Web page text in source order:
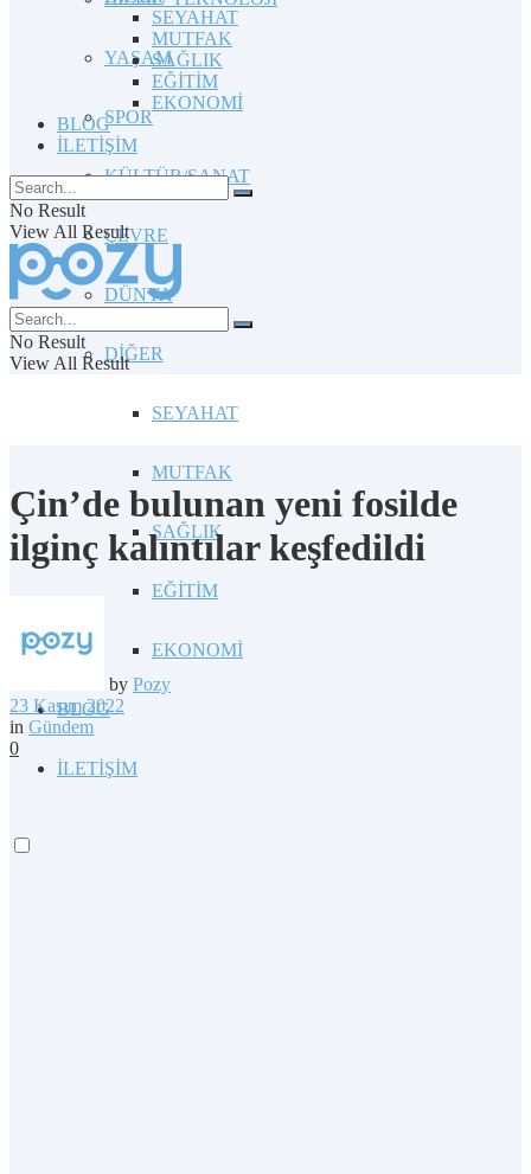
YAŞAM
SPOR
KÜLTÜR/SANAT
ÇEVRE
DÜNYA
DİĞER
SEYAHAT
MUTFAK
SAĞLIK
EĞİTİM
EKONOMİ
BLOG
İLETİŞİM
SEYAHAT
MUTFAK
SAĞLIK
EĞİTİM
EKONOMİ
BLOG
İLETİŞİM
No Result
View All Result
No Result
View All Result
Çin’de bulunan yeni fosilde
ilginç kalıntılar keşfedildi
by Pozy
23 Kasım 2022
in Gündem
0